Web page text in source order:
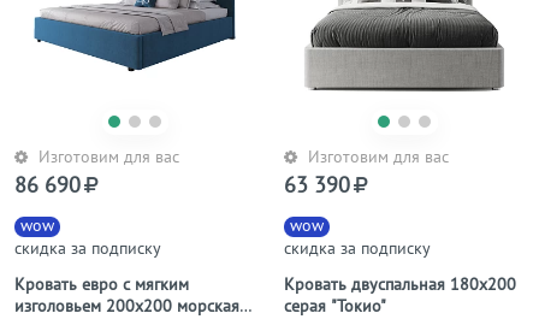
Изготовим для вас
Кровать евро с мягким
изголовьем 200х200 морская
wow
скидка за подписку
86 690
Изготовим для вас
Кровать двуспальная 180х200
серая "Токио"
wow
скидка за подписку
63 390